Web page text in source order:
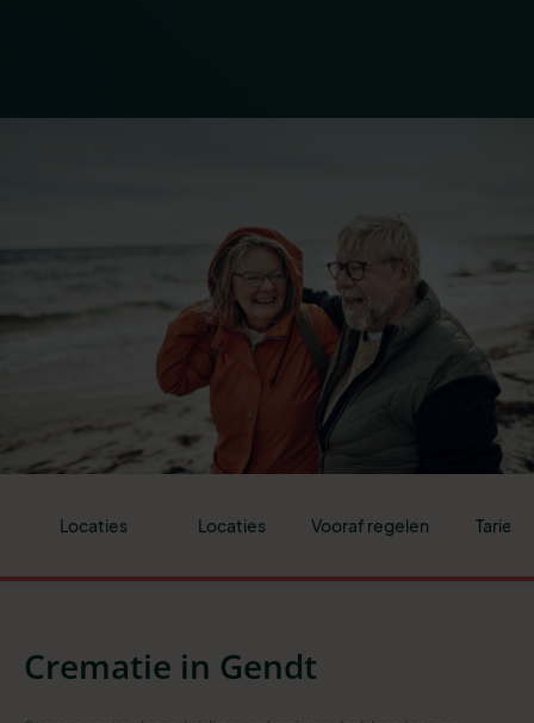
Locaties Locaties Vooraf regelen
Crematie in Gendt